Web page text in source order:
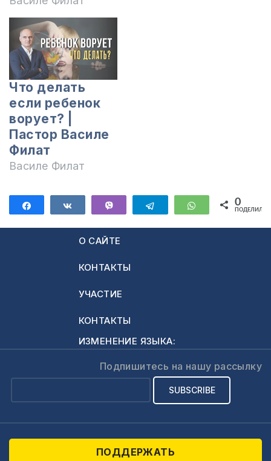
Что делать
если ребенок
ворует? |
Пастор Василе
Филат
Василе Филат
ПоделитьсяПоделиться Telegram WhatsApp
0
О САЙТЕ
КОНТАКТЫ
УЧАСТИЕ
КОНТАКТЫ
ИЗМЕНЕНИЕ ЯЗЫКА:
Подпишитесь на нашу рассылку
ПОДДЕРЖАТЬ